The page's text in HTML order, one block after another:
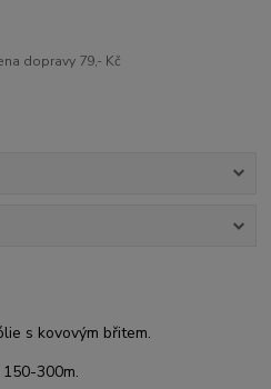
dopravy 79,- Kč
s kovovým břitem.
300m.